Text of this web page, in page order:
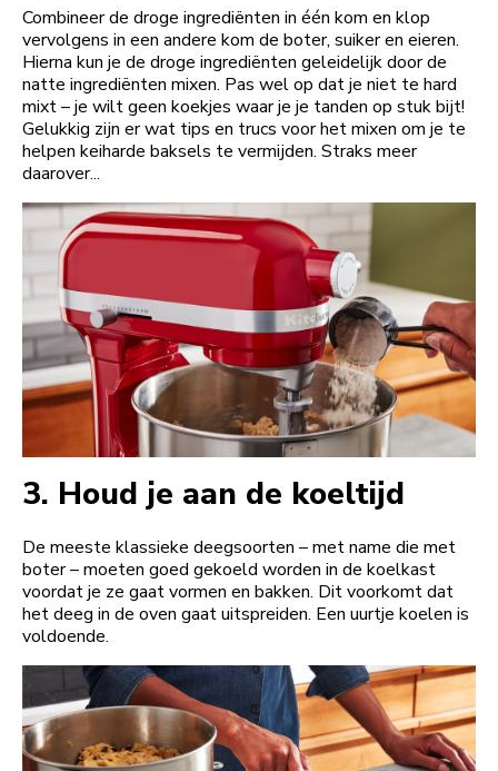
Combineer de droge ingrediënten in één kom en klop
vervolgens in een andere kom de boter, suiker en eieren.
Hierna kun je de droge ingrediënten geleidelijk door de
natte ingrediënten mixen. Pas wel op dat je niet te hard
mixt – je wilt geen koekjes waar je je tanden op stuk bijt!
Gelukkig zijn er wat tips en trucs voor het mixen om je te
helpen keiharde baksels te vermijden. Straks meer
daarover...
3. Houd je aan de koeltijd
De meeste klassieke deegsoorten – met name die met
boter – moeten goed gekoeld worden in de koelkast
voordat je ze gaat vormen en bakken. Dit voorkomt dat
het deeg in de oven gaat uitspreiden. Een uurtje koelen is
voldoende.